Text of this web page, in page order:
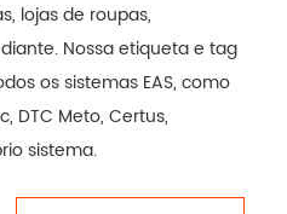
lojas de roupas,
Nossa etiqueta e tag
os sistemas EAS, como
DTC Meto, Certus,
sistema.